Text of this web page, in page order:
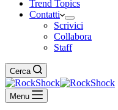
Trend Topics
Contatti
Scrivici
Collabora
Staff
Cerca
Menu